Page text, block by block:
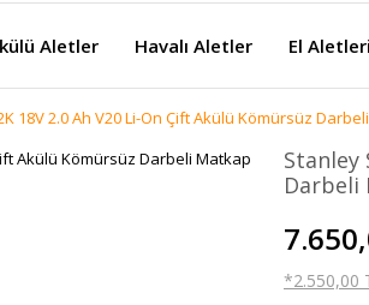
Aletler Havalı Aletler El
18V 2.0 Ah V20 Li-On Çift Akülü Kömürsüz
Stanley
Darbeli
*2.550,00